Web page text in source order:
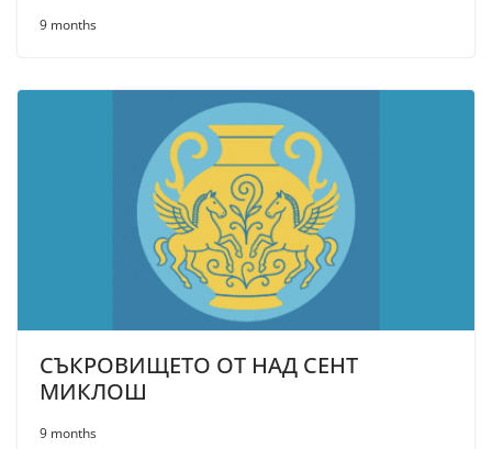
9 months
СЪКРОВИЩЕТО ОТ НАД СЕНТ
МИКЛОШ
9 months